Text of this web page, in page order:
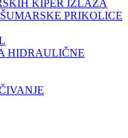
KIPER IZLAZA
PRIKOLICE
HIDRAULIČNE